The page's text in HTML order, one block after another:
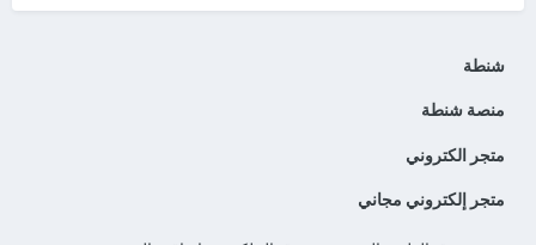
شنطة
منصة شنطة
متجر الكتروني
متجر إلكتروني مجاني